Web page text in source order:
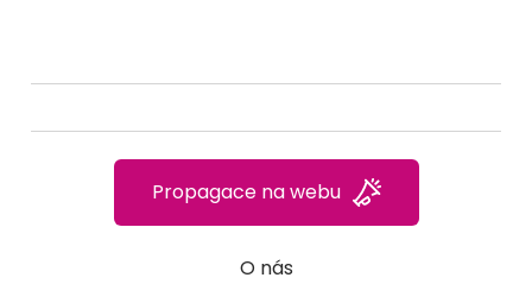
O nás
Propagace na webu